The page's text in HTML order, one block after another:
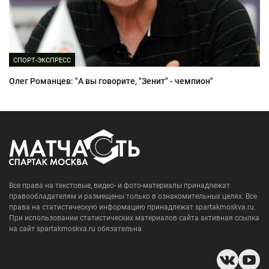
СПОРТ-ЭКСПРЕСС
Олег Романцев: "А вы говорите, "Зенит" - чемпион"
Все права на текстовые, видео- и фото-материалы принадлежат
правообладателям и размещены только в ознакомительных целях. Все
права на статистическую информацию принадлежат spartakmoskva.ru.
При использовании статистических материалов сайта активная ссылка
на сайт spartakmoskva.ru обязательна